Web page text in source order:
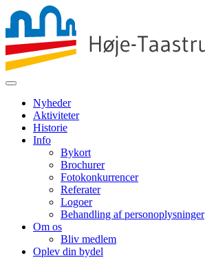
Nyheder
Aktiviteter
Historie
Info
Bykort
Brochurer
Fotokonkurrencer
Referater
Logoer
Behandling af personoplysninger
Om os
Bliv medlem
Oplev din bydel